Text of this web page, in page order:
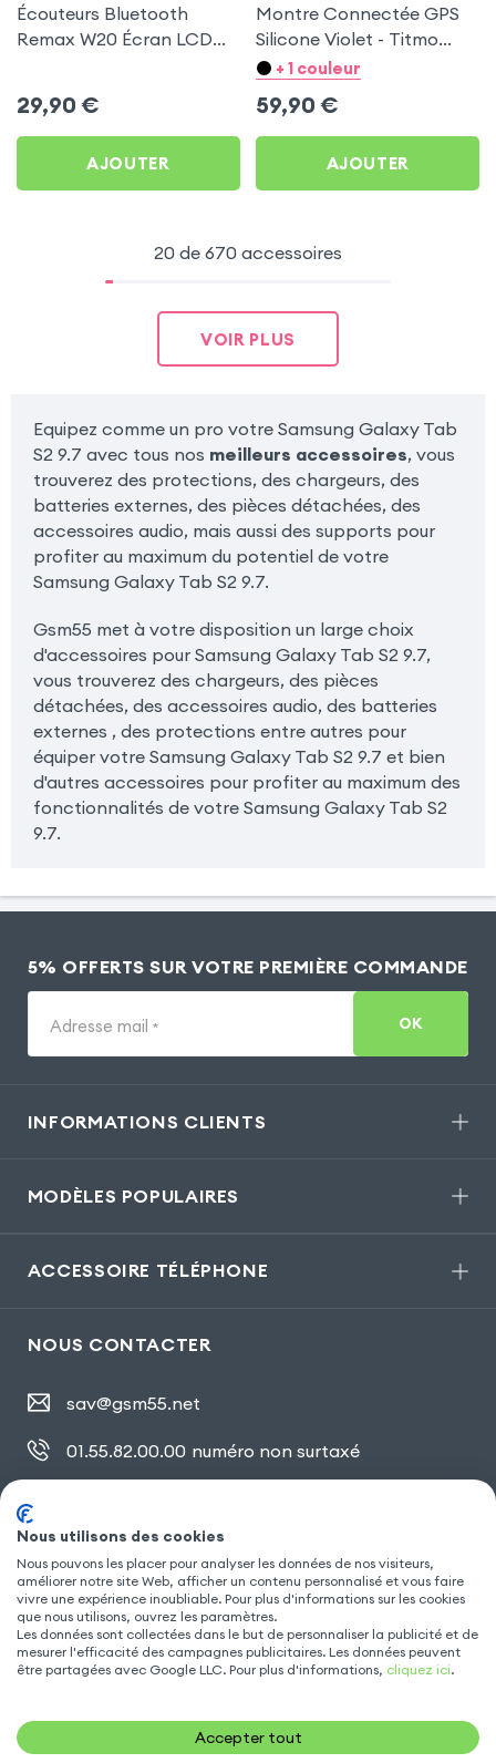
Écouteurs Bluetooth
Remax W20 Écran LCD
29,90 €
AJOUTER
Montre Connectée GPS
Silicone Violet - Titmo
pour Samsung Galaxy
+ 1 couleur
59,90 €
AJOUTER
20 de 670 accessoires
VOIR PLUS
Equipez comme un pro votre Samsung Galaxy Tab
S2 9.7 avec tous nos meilleurs accessoires, vous
trouverez des protections, des chargeurs, des
batteries externes, des pièces détachées, des
accessoires audio, mais aussi des supports pour
profiter au maximum du potentiel de votre
Samsung Galaxy Tab S2 9.7.
Gsm55 met à votre disposition un large choix
d'accessoires pour Samsung Galaxy Tab S2 9.7,
vous trouverez des chargeurs, des pièces
détachées, des accessoires audio, des batteries
externes , des protections entre autres pour
équiper votre Samsung Galaxy Tab S2 9.7 et bien
d'autres accessoires pour profiter au maximum des
fonctionnalités de votre Samsung Galaxy Tab S2
9.7.
5% OFFERTS SUR VOTRE PREMIÈRE COMMANDE
Adresse mail * OK
INFORMATIONS CLIENTS
MODÈLES POPULAIRES
ACCESSOIRE TÉLÉPHONE
NOUS CONTACTER
sav@gsm55.net
01.55.82.00.00 numéro non surtaxé
SUIVEZ NOUS
Nous utilisons des cookies
Nous pouvons les placer pour analyser les données de nos visiteurs,
améliorer notre site Web, afficher un contenu personnalisé et vous faire
vivre une expérience inoubliable. Pour plus d'informations sur les cookies
que nous utilisons, ouvrez les paramètres.
Les données sont collectées dans le but de personnaliser la publicité et de
mesurer l'efficacité des campagnes publicitaires. Les données peuvent
être partagées avec Google LLC. Pour plus d'informations, cliquez ici.
Accepter tout